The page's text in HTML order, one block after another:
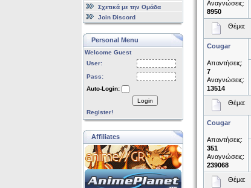
Σχετικά με την Ομάδα
Join Discord
Personal Menu
Welcome Guest
User:
Pass:
Auto-Login:
Login
Register!
Affiliates
Αναγνώσεις:
8950
Θέμα:
Cougar
Απαντήσεις:
7
Αναγνώσεις:
13514
Θέμα:
Cougar
Απαντήσεις:
351
Αναγνώσεις:
239068
Θέμα: